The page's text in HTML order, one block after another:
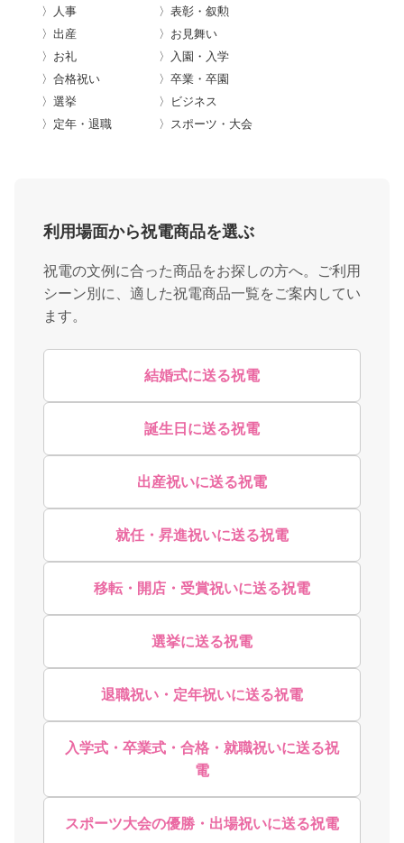
〉人事
〉表彰・叙勲
〉出産
〉お見舞い
〉お礼
〉入園・入学
〉合格祝い
〉卒業・卒園
〉選挙
〉ビジネス
〉定年・退職
〉スポーツ・大会
利用場面から祝電商品を選ぶ
祝電の文例に合った商品をお探しの方へ。ご利用
シーン別に、適した祝電商品一覧をご案内してい
ます。
結婚式に送る祝電
誕生日に送る祝電
出産祝いに送る祝電
就任・昇進祝いに送る祝電
移転・開店・受賞祝いに送る祝電
選挙に送る祝電
退職祝い・定年祝いに送る祝電
入学式・卒業式・合格・就職祝いに送る祝
電
スポーツ大会の優勝・出場祝いに送る祝電